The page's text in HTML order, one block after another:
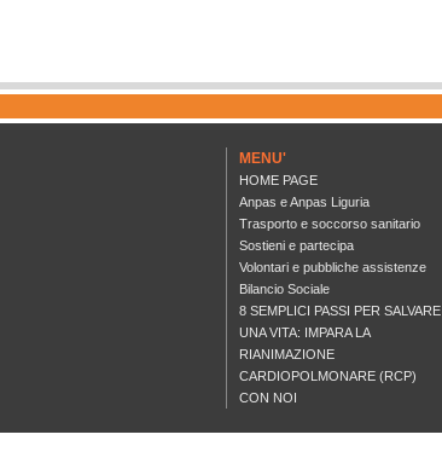
MENU'
HOME PAGE
Anpas e Anpas Liguria
Trasporto e soccorso sanitario
Sostieni e partecipa
Volontari e pubbliche assistenze
Bilancio Sociale
8 SEMPLICI PASSI PER SALVARE
UNA VITA: IMPARA LA
RIANIMAZIONE
CARDIOPOLMONARE (RCP)
CON NOI